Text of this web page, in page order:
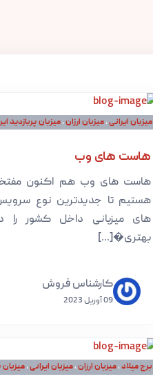
میزبان ایرانی،میزبان ارزان،میزبان پربازدید
هاست های وب
هاست های وب هم اکنون
هستیم تا جدیدترین نوع
های میزبانی داخل کشور را
بهتری�[...]
کارشناس فروش
09 آوریل 2023
برج میلاد،میزبان ارزان،میزبان ایرانی،میزبان